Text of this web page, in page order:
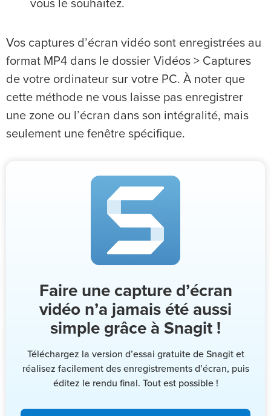
vous le souhaitez.
Vos captures d’écran vidéo sont enregistrées au
format MP4 dans le dossier Vidéos > Captures
de votre ordinateur sur votre PC. À noter que
cette méthode ne vous laisse pas enregistrer
une zone ou l’écran dans son intégralité, mais
seulement une fenêtre spécifique.
Faire une capture d’écran
vidéo n’a jamais été aussi
simple grâce à Snagit !
Téléchargez la version d’essai gratuite de Snagit et
réalisez facilement des enregistrements d’écran, puis
éditez le rendu final. Tout est possible !